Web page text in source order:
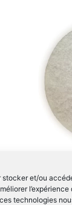
stocker et/ou
technologies
Disque
– Blanc –